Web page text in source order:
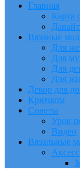
Главная
Карта
Вязаные
Для
Для
Для
Для
Декор для
Крючком
Советы
Урок
Видео
Вязальные